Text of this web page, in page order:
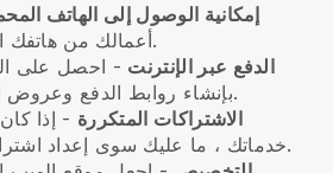
إمكانية الوصول إلى الهاتف
أعمالك من هاتفك الذكي أينما كنت.
الدفع عبر الإنترنت - احصل على
بإنشاء روابط الدفع وعروض الأسعار لعملائك.
الاشتراكات المتكررة - إذا
خدماتك ، ما عليك سوى إعداد اشتراك وحجز متكرر.